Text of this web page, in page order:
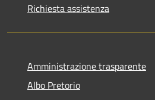
Richiesta assistenza
Amministrazione trasparente
Albo Pretorio